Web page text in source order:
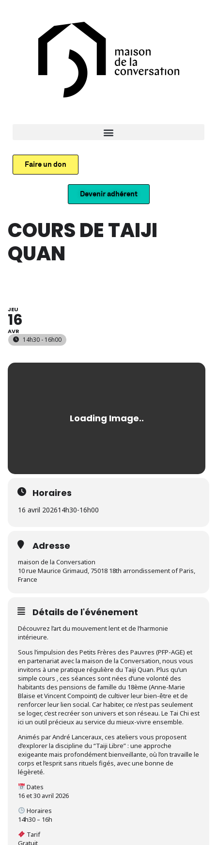
Faire un don
Devenir adhérent
COURS DE TAIJI
QUAN
JEU
16
AVR
14h30 - 16h00
Horaires
16 avril 202614h30-16h00
Adresse
maison de la Conversation
10 rue Maurice Grimaud, 75018 18th arrondissement of Paris,
France
Détails de l'événement
Découvrez l’art du mouvement lent et de l’harmonie
intérieure.
Sous l’impulsion des Petits Frères des Pauvres (PFP-AGE) et
en partenariat avec la maison de la Conversation, nous vous
invitons à une pratique régulière du Taiji Quan. Plus qu’un
simple cours , ces séances sont nées d’une volonté des
habitants des pensions de famille du 18ème (Anne-Marie
Blaise et Vincent Compoint) de cultiver leur bien-être et de
renforcer leur lien social. Car habiter, ce n’est pas seulement
se loger, c’est recréer son univers et son réseau. Le Tai Chi est
ici un outil précieux au service du mieux-vivre ensemble.
Animés par André Lanceraux, ces ateliers vous proposent
d’explorer la discipline du “Taiji Libre” : une approche
exigeante mais profondément bienveillante, où l’on travaille le
corps et l’esprit sans rituels figés, avec une bonne de
légèreté.
Dates
16 et 30 avril 2026
Horaires
14h30 – 16h
Tarif
Gratuit